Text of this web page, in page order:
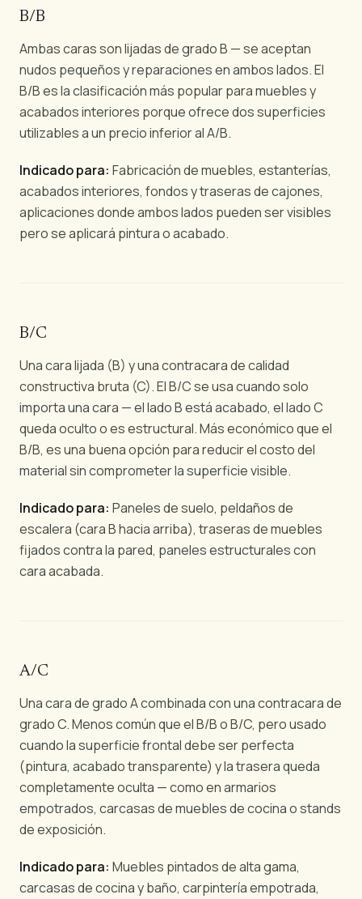
B/B
Ambas caras son lijadas de grado B — se aceptan
nudos pequeños y reparaciones en ambos lados. El
B/B es la clasificación más popular para muebles y
acabados interiores porque ofrece dos superficies
utilizables a un precio inferior al A/B.
Indicado para: Fabricación de muebles, estanterías,
acabados interiores, fondos y traseras de cajones,
aplicaciones donde ambos lados pueden ser visibles
pero se aplicará pintura o acabado.
B/C
Una cara lijada (B) y una contracara de calidad
constructiva bruta (C). El B/C se usa cuando solo
importa una cara — el lado B está acabado, el lado C
queda oculto o es estructural. Más económico que el
B/B, es una buena opción para reducir el costo del
material sin comprometer la superficie visible.
Indicado para: Paneles de suelo, peldaños de
escalera (cara B hacia arriba), traseras de muebles
fijados contra la pared, paneles estructurales con
cara acabada.
A/C
Una cara de grado A combinada con una contracara de
grado C. Menos común que el B/B o B/C, pero usado
cuando la superficie frontal debe ser perfecta
(pintura, acabado transparente) y la trasera queda
completamente oculta — como en armarios
empotrados, carcasas de muebles de cocina o stands
de exposición.
Indicado para: Muebles pintados de alta gama,
carcasas de cocina y baño, carpintería empotrada,